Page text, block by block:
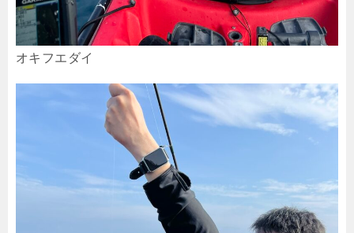
オキフエダイ